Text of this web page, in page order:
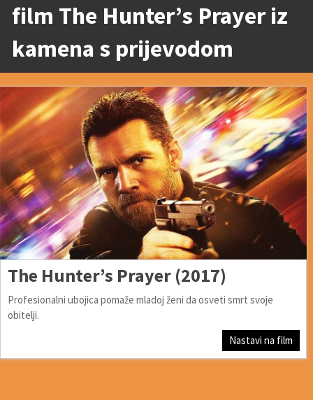
film The Hunter’s Prayer iz
kamena s prijevodom
The Hunter’s Prayer (2017)
Profesionalni ubojica pomaže mladoj ženi da osveti smrt svoje
obitelji.
Nastavi na film